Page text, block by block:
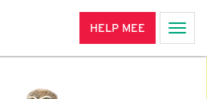
HELP MEE